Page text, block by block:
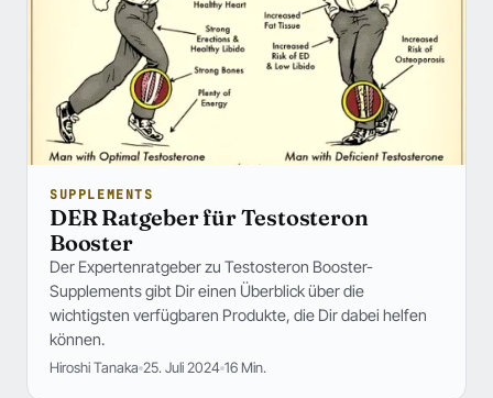
SUPPLEMENTS
DER Ratgeber für Testosteron
Booster
Der Expertenratgeber zu Testosteron Booster-
Supplements gibt Dir einen Überblick über die
wichtigsten verfügbaren Produkte, die Dir dabei helfen
können.
Hiroshi Tanaka 25. Juli 2024 16 Min.